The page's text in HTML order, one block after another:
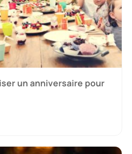
un anniversaire pour